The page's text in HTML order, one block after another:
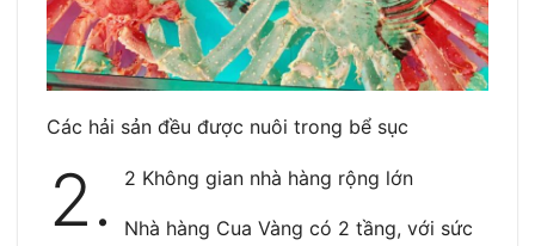
Các hải sản đều được nuôi trong bể sục
2. 2 Không gian nhà hàng rộng lớn
Nhà hàng Cua Vàng có 2 tầng, với sức